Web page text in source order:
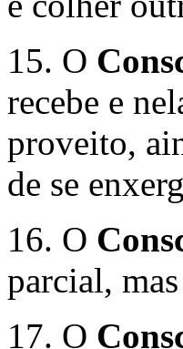
15. O
recebe e
proveito,
de se
16. O
parcial,
17. O